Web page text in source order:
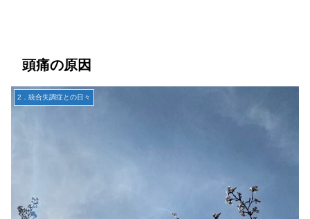
頭痛の原因
2．統合失調症との日々